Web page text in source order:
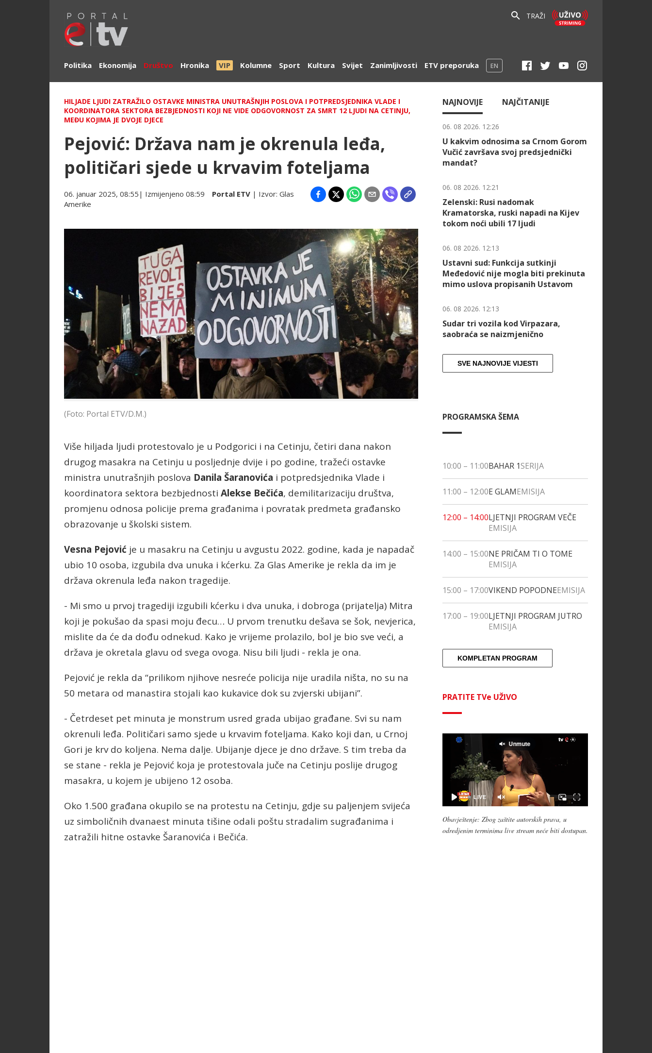
TRAŽI
Politika Ekonomija Društvo Hronika VIP Kolumne Sport Kultura Svijet Zanimljivosti ETV preporuka EN
HILJADE LJUDI ZATRAŽILO OSTAVKE MINISTRA UNUTRAŠNJIH POSLOVA I POTPREDSJEDNIKA VLADE I
KOORDINATORA SEKTORA BEZBJEDNOSTI KOJI NE VIDE ODGOVORNOST ZA SMRT 12 LJUDI NA CETINJU,
MEĐU KOJIMA JE DVOJE DJECE
Pejović: Država nam je okrenula leđa,
političari sjede u krvavim foteljama
06. januar 2025, 08:55 | Izmijenjeno 08:59 Portal ETV | Izvor: Glas
Amerike
(Foto: Portal ETV/D.M.)
Više hiljada ljudi protestovalo je u Podgorici i na Cetinju, četiri dana nakon
drugog masakra na Cetinju u posljednje dvije i po godine, tražeći ostavke
ministra unutrašnjih poslova Danila Šaranovića i potpredsjednika Vlade i
koordinatora sektora bezbjednosti Alekse Bečića, demilitarizaciju društva,
promjenu odnosa policije prema građanima i povratak predmeta građansko
obrazovanje u školski sistem.
Vesna Pejović je u masakru na Cetinju u avgustu 2022. godine, kada je napadač
ubio 10 osoba, izgubila dva unuka i kćerku. Za Glas Amerike je rekla da im je
država okrenula leđa nakon tragedije.
- Mi smo u prvoj tragediji izgubili kćerku i dva unuka, i dobroga (prijatelja) Mitra
koji je pokušao da spasi moju đecu… U prvom trenutku dešava se šok, nevjerica,
mislite da će da dođu odnekud. Kako je vrijeme prolazilo, bol je bio sve veći, a
država je okretala glavu od svega ovoga. Nisu bili ljudi - rekla je ona.
Pejović je rekla da “prilikom njihove nesreće policija nije uradila ništa, no su na
50 metara od manastira stojali kao kukavice dok su zvjerski ubijani”.
- Četrdeset pet minuta je monstrum usred grada ubijao građane. Svi su nam
okrenuli leđa. Političari samo sjede u krvavim foteljama. Kako koji dan, u Crnoj
Gori je krv do koljena. Nema dalje. Ubijanje djece je dno države. S tim treba da
se stane - rekla je Pejović koja je protestovala juče na Cetinju poslije drugog
masakra, u kojem je ubijeno 12 osoba.
Oko 1.500 građana okupilo se na protestu na Cetinju, gdje su paljenjem svijeća
uz simboličnih dvanaest minuta tišine odali poštu stradalim sugrađanima i
zatražili hitne ostavke Šaranovića i Bečića.
NAJNOVIJE NAJČITANIJE
06. 08 2026. 12:26
U kakvim odnosima sa Crnom Gorom
Vučić završava svoj predsjednički
mandat?
06. 08 2026. 12:21
Zelenski: Rusi nadomak
Kramatorska, ruski napadi na Kijev
tokom noći ubili 17 ljudi
06. 08 2026. 12:13
Ustavni sud: Funkcija sutkinji
Međedović nije mogla biti prekinuta
mimo uslova propisanih Ustavom
06. 08 2026. 12:13
Sudar tri vozila kod Virpazara,
saobraća se naizmjenično
SVE NAJNOVIJE VIJESTI
PROGRAMSKA ŠEMA
10:00 – 11:00BAHAR 1SERIJA
11:00 – 12:00E GLAMEMISIJA
12:00 – 14:00LJETNJI PROGRAM VEČE
EMISIJA
14:00 – 15:00NE PRIČAM TI O TOME
EMISIJA
15:00 – 17:00VIKEND POPODNEEMISIJA
17:00 – 19:00LJETNJI PROGRAM JUTRO
EMISIJA
KOMPLETAN PROGRAM
PRATITE TVe UŽIVO
Obavještenje: Zbog zaštite autorskih prava, u
odredjenim terminima live stream neće biti dostupan.